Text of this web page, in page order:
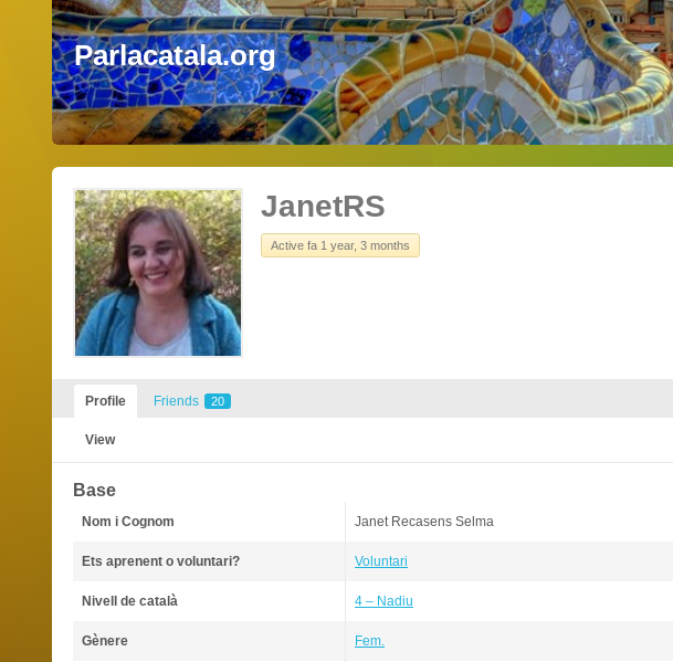
Parlacatala.org
JanetRS
Active fa 1 year, 3 months
Profile Friends 20
View
Base
Nom i Cognom Janet Recasens Selma
Ets aprenent o voluntari? Voluntari
Nivell de català 4 – Nadiu
Gènere Fem.